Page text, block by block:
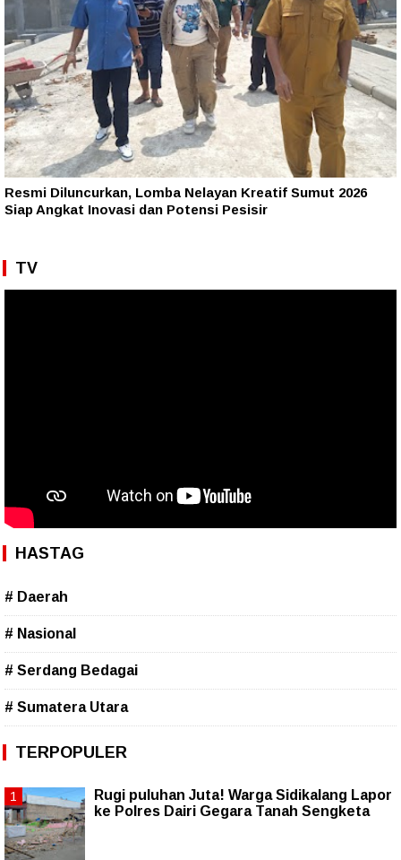
Resmi Diluncurkan, Lomba Nelayan Kreatif Sumut 2026
Siap Angkat Inovasi dan Potensi Pesisir
TV
HASTAG
# Daerah
# Nasional
# Serdang Bedagai
# Sumatera Utara
TERPOPULER
Rugi puluhan Juta! Warga Sidikalang Lapor
ke Polres Dairi Gegara Tanah Sengketa